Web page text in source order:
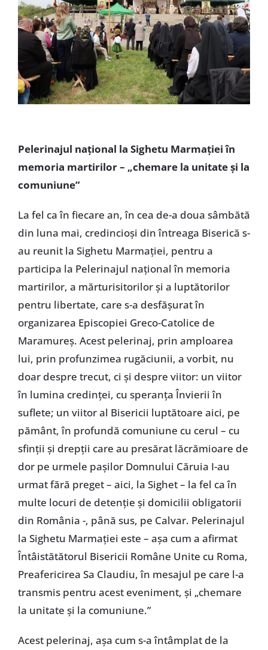
Pelerinajul național la Sighetu Marmației în
memoria martirilor – „chemare la unitate și la
comuniune”
La fel ca în fiecare an, în cea de-a doua sâmbătă
din luna mai, credincioși din întreaga Biserică s-
au reunit la Sighetu Marmației, pentru a
participa la Pelerinajul național în memoria
martirilor, a mărturisitorilor și a luptătorilor
pentru libertate, care s-a desfășurat în
organizarea Episcopiei Greco-Catolice de
Maramureș. Acest pelerinaj, prin amploarea
lui, prin profunzimea rugăciunii, a vorbit, nu
doar despre trecut, ci și despre viitor: un viitor
în lumina credinței, cu speranța Învierii în
suflete; un viitor al Bisericii luptătoare aici, pe
pământ, în profundă comuniune cu cerul – cu
sfinții și drepții care au presărat lăcrămioare de
dor pe urmele pașilor Domnului Căruia I-au
urmat fără preget – aici, la Sighet – la fel ca în
multe locuri de detenție și domicilii obligatorii
din România -, până sus, pe Calvar. Pelerinajul
la Sighetu Marmației este – așa cum a afirmat
Întâistătătorul Bisericii Române Unite cu Roma,
Preafericirea Sa Claudiu, în mesajul pe care l-a
transmis pentru acest eveniment, și „chemare
la unitate și la comuniune.”
Acest pelerinaj, așa cum s-a întâmplat de la